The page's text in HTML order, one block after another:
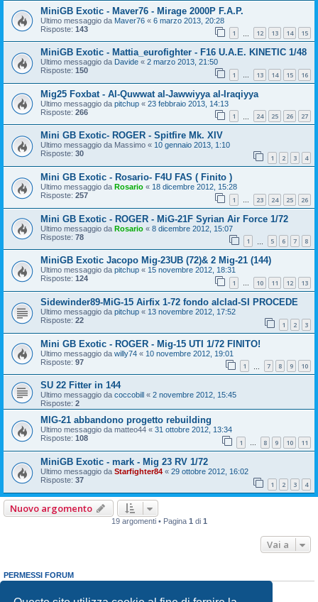
MiniGB Exotic - Maver76 - Mirage 2000P F.A.P.
Ultimo messaggio da Maver76 « 6 marzo 2013, 20:28
Risposte: 143 1 12 13 14 15
MiniGB Exotic - Mattia_eurofighter - F16 U.A.E. KINETIC 1/48
Ultimo messaggio da Davide « 2 marzo 2013, 21:50
Risposte: 150 1 … 13 14 15 16
Mig25 Foxbat - Al-Quwwat al-Jawwiyya al-Iraqiyya
Ultimo messaggio da pitchup « 23 febbraio 2013, 14:13
Risposte: 266 1 24 25 26 27
Mini GB Exotic- ROGER - Spitfire Mk. XIV
Ultimo messaggio da Massimo « 10 gennaio 2013, 1:10
Risposte: 30 1 2 3 4
Mini GB Exotic - Rosario- F4U FAS ( Finito )
Ultimo messaggio da Rosario « 18 dicembre 2012, 15:28
Risposte: 257 1 … 23 24 25 26
Mini GB Exotic - ROGER - MiG-21F Syrian Air Force 1/72
Ultimo messaggio da Rosario « 8 dicembre 2012, 15:07
Risposte: 78 1 5 6 7 8
MiniGB Exotic Jacopo Mig-23UB (72)& 2 Mig-21 (144)
Ultimo messaggio da pitchup « 15 novembre 2012, 18:31
Risposte: 124 1 … 10 11 12 13
Sidewinder89-MiG-15 Airfix 1-72 fondo alclad-SI PROCEDE
Ultimo messaggio da pitchup « 13 novembre 2012, 17:52
Risposte: 22 1 2 3
Mini GB Exotic - ROGER - Mig-15 UTI 1/72 FINITO!
Ultimo messaggio da willy74 « 10 novembre 2012, 19:01
Risposte: 97 1 7 8 9 10
SU 22 Fitter in 144
Ultimo messaggio da coccobill « 2 novembre 2012, 15:45
Risposte: 2
MIG-21 abbandono progetto rebuilding
Ultimo messaggio da matteo44 « 31 ottobre 2012, 13:34
Risposte: 108 1 … 8 9 10 11
MiniGB Exotic - mark - Mig 23 RV 1/72
Ultimo messaggio da Starfighter84 « 29 ottobre 2012, 16:02
Risposte: 37 1 2 3 4
Nuovo argomento
19 argomenti • Pagina 1 di 1
Vai a
PERMESSI FORUM
Non puoirispondere negli argomenti